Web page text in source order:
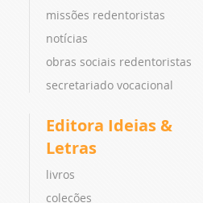
missões redentoristas
notícias
obras sociais redentoristas
secretariado vocacional
Editora Ideias &
Letras
livros
coleções